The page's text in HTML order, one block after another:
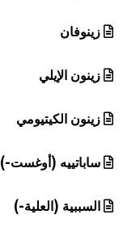
زينوفان
زينون الإيلي
زينون الكيتيومي
ساباتييه (أوغست-)
السببية (العلية-)